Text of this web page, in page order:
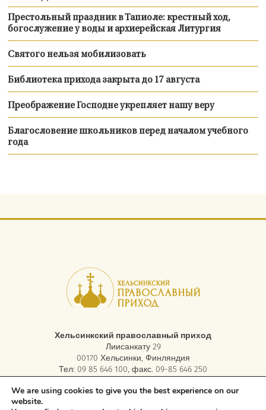
Престольный праздник в Тапиоле: крестный ход,
богослужение у воды и архиерейская Литургия
Святого нельзя мобилизовать
Библиотека прихода закрыта до 17 августа
Преображение Господне укрепляет нашу веру
Благословение школьников перед началом учебного
года
Хельсинкский православный приход
Лиисанкату 29
00170 Хельсинки, Финляндия
Тел: 09 85 646 100, факс. 09-85 646 250
электронная почта:asiakaspalvelu.helsinki@ort.fi
We are using cookies to give you the best experience on our
website.